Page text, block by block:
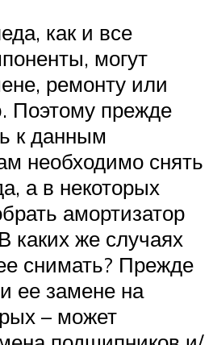
как и все
могут
ремонту или
Поэтому прежде
к данным
необходимо снять
а в некоторых
амортизатор
каких же случаях
снимать? Прежде
ее замене на
– может